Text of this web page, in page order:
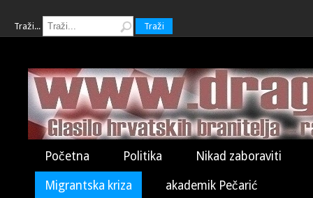
Traži... Traži
Početna Politika Nikad zaboraviti
Migrantska kriza akademik Pečarić